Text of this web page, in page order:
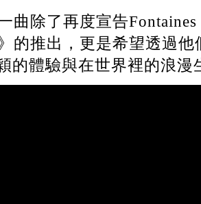
曲除了再度宣告
的推出，更是希望透過
的體驗與在世界裡的浪漫